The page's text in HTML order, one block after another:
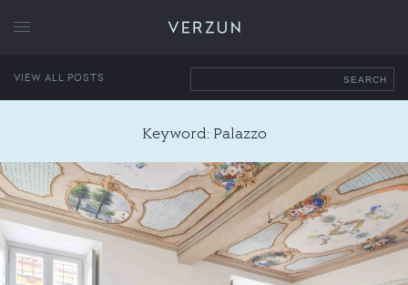
VERZUN
VIEW ALL POSTS SEARCH
Keyword: Palazzo